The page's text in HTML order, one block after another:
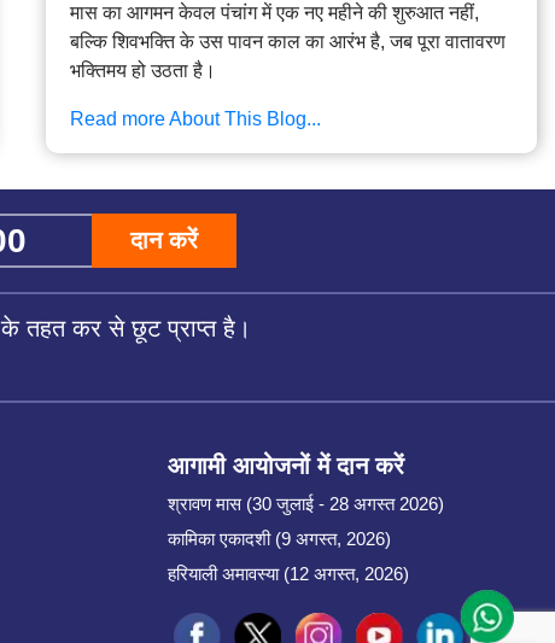
मास का आगमन केवल पंचांग में एक नए महीने की शुरुआत नहीं,
बल्कि शिवभक्ति के उस पावन काल का आरंभ है, जब पूरा वातावरण
भक्तिमय हो उठता है।
Read more About This Blog...
दान करें
के तहत कर से छूट प्राप्त है।
आगामी आयोजनों में दान करें
श्रावण मास (30 जुलाई - 28 अगस्त 2026)
कामिका एकादशी (9 अगस्त, 2026)
हरियाली अमावस्या (12 अगस्त, 2026)